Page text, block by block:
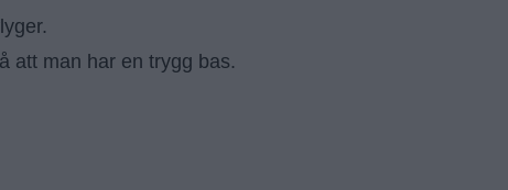
att man har en trygg bas.